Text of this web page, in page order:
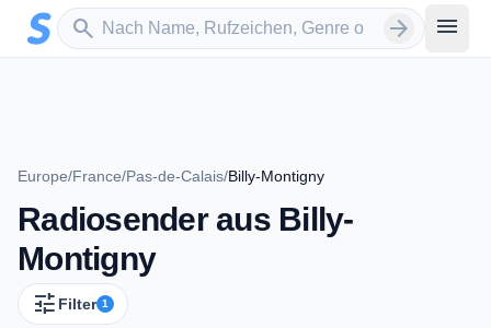
Zum Hauptinhalt springen
search
Sender suchen arrow_forward menu
Europe/France/Pas-de-Calais/Billy-Montigny
Radiosender aus Billy-
Montigny
tune Filter 1